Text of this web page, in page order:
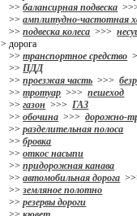
>>балансирная подвеска
>>амплитудно-частотная
>>подвеска колеса >>>
> дорога
>>транспортное средство
>>ПДД
>>проезжая часть >>>
>>тротуар >>>пешеход
>>газон >>>ГАЗ
>>обочина >>>дорожно-
>>разделительная полоса
>>бровка
>>откос насыпи
>>придорожная канава
>>автомобильная дорога
>>земляное полотно
>>резервы дороги